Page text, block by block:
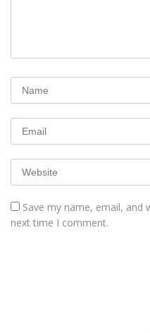
Save my name, email, and
next time I comment.